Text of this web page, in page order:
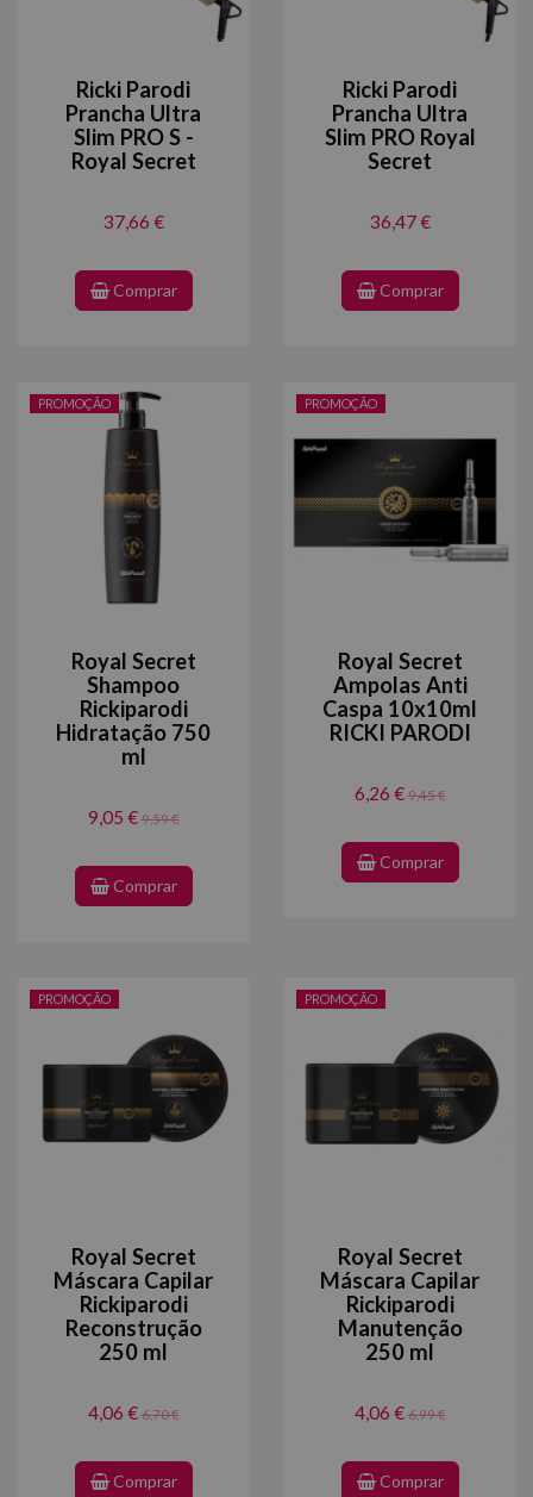
Ricki Parodi
Prancha Ultra
Slim PRO S -
Royal Secret
37,66 €
Comprar
Ricki Parodi
Prancha Ultra
Slim PRO Royal
Secret
36,47 €
Comprar
PROMOÇÃO
Royal Secret
Shampoo
Rickiparodi
Hidratação 750
ml
9,05 €9,59 €
Comprar
PROMOÇÃO
Royal Secret
Ampolas Anti
Caspa 10x10ml
RICKI PARODI
6,26 €9,45 €
Comprar
PROMOÇÃO
Royal Secret
Máscara Capilar
Rickiparodi
Reconstrução
250 ml
4,06 €6,70 €
Comprar
PROMOÇÃO
Royal Secret
Máscara Capilar
Rickiparodi
Manutenção
250 ml
4,06 €6,99 €
Comprar